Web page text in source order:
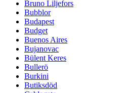
Bruno Liljefors
Bubblor
Budapest
Budget
Buenos Aires
Bujanovac
Bülent Keres
Bullerö
Burkini
Butiksdöd